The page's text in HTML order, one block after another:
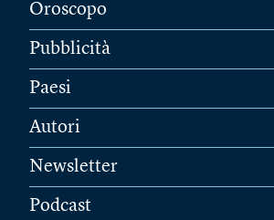
Oroscopo
Pubblicità
Paesi
Autori
Newsletter
Podcast